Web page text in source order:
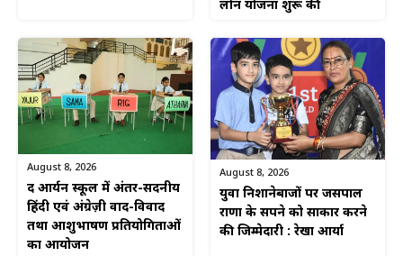
लोन योजना शुरू की
August 8, 2026
द आर्यन स्कूल में अंतर-सदनीय
हिंदी एवं अंग्रेज़ी वाद-विवाद
तथा आशुभाषण प्रतियोगिताओं
का आयोजन
August 8, 2026
युवा निशानेबाजों पर जसपाल
राणा के सपने को साकार करने
की जिम्मेदारी : रेखा आर्या